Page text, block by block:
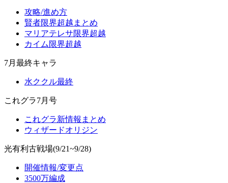
攻略/進め方
賢者限界超越まとめ
マリアテレサ限界超越
カイム限界超越
7月最終キャラ
水ククル最終
これグラ7月号
これグラ新情報まとめ
ウィザードオリジン
光有利古戦場(9/21~9/28)
開催情報/変更点
3500万編成